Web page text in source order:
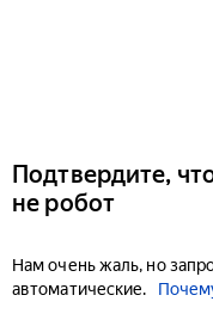
Подтвердите,
не робот
Нам очень жаль, но
автоматические.